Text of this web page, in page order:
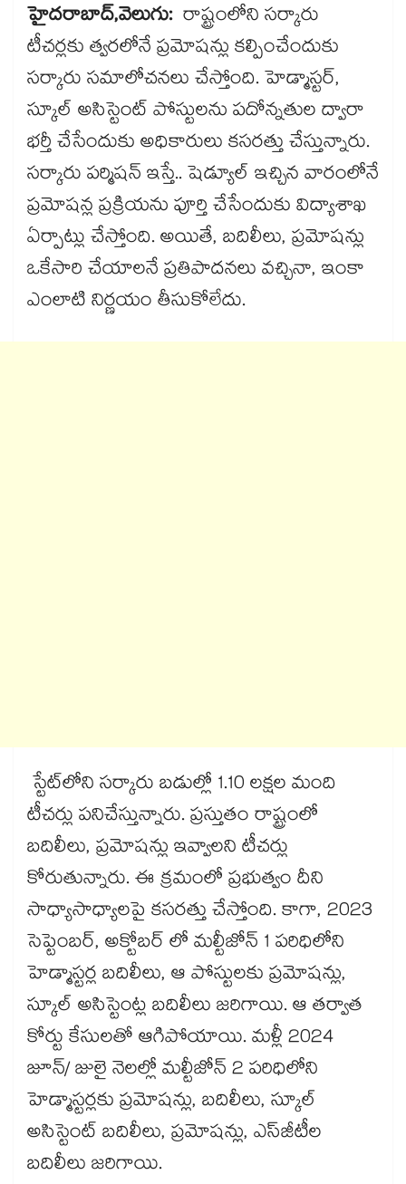
హైదరాబాద్,వెలుగు: రాష్ట్రంలోని సర్కారు
టీచర్లకు త్వరలోనే ప్రమోషన్లు కల్పించేందుకు
సర్కారు సమాలోచనలు చేస్తోంది. హెడ్మాస్టర్,
స్కూల్ అసిస్టెంట్ పోస్టులను పదోన్నతుల ద్వారా
భర్తీ చేసేందుకు అధికారులు కసరత్తు చేస్తున్నారు.
సర్కారు పర్మిషన్ ఇస్తే.. షెడ్యూల్​ ఇచ్చిన వారంలోనే
ప్రమోషన్ల ప్రక్రియను పూర్తి చేసేందుకు విద్యాశాఖ
ఏర్పాట్లు చేస్తోంది. అయితే, బదిలీలు, ప్రమోషన్లు
ఒకేసారి చేయాలనే ప్రతిపాదనలు వచ్చినా, ఇంకా
ఎంలాటి నిర్ణయం తీసుకోలేదు.
స్టేట్​లోని సర్కారు బడుల్లో 1.10 లక్షల మంది
టీచర్లు పనిచేస్తున్నారు. ప్రస్తుతం రాష్ట్రంలో
బదిలీలు, ప్రమోషన్లు ఇవ్వాలని టీచర్లు
కోరుతున్నారు. ఈ క్రమంలో ప్రభుత్వం దీని
సాధ్యాసాధ్యాలపై కసరత్తు చేస్తోంది. కాగా, 2023
సెప్టెంబర్, అక్టోబర్ లో మల్టీజోన్ 1 పరిధిలోని
హెడ్మాస్టర్ల బదిలీలు, ఆ పోస్టులకు ప్రమోషన్లు,
స్కూల్ అసిస్టెంట్ల బదిలీలు జరిగాయి. ఆ తర్వాత
కోర్టు కేసులతో ఆగిపోయాయి. మళ్లీ 2024
జూన్/ జులై నెలల్లో మల్టీజోన్ 2 పరిధిలోని
హెడ్మాస్టర్లకు ప్రమోషన్లు, బదిలీలు, స్కూల్
అసిస్టెంట్ బదిలీలు, ప్రమోషన్లు, ఎస్​జీటీల
బదిలీలు జరిగాయి.